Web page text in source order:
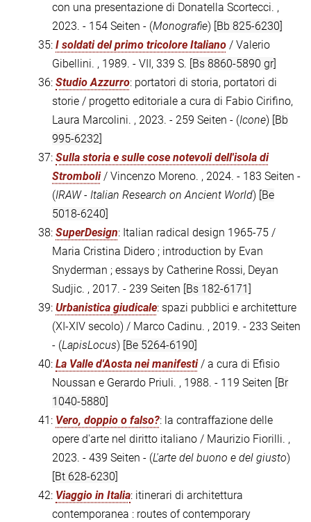
con una presentazione di Donatella Scortecci. ,
2023. - 154 Seiten - (Monografie) [Bb 825-6230]
35: I soldati del primo tricolore Italiano / Valerio
Gibellini. , 1989. - VII, 339 S. [Bs 8860-5890 gr]
36: Studio Azzurro: portatori di storia, portatori di
storie / progetto editoriale a cura di Fabio Cirifino,
Laura Marcolini. , 2023. - 259 Seiten - (Icone) [Bb
995-6232]
37: Sulla storia e sulle cose notevoli dell'isola di
Stromboli/ Vincenzo Moreno. , 2024. - 183 Seiten -
(IRAW - Italian Research on Ancient World) [Be
5018-6240]
38: SuperDesign: Italian radical design 1965-75 /
Maria Cristina Didero ; introduction by Evan
Snyderman ; essays by Catherine Rossi, Deyan
Sudjic. , 2017. - 239 Seiten [Bs 182-6171]
39: Urbanistica giudicale: spazi pubblici e architetture
(XI-XIV secolo) / Marco Cadinu. , 2019. - 233 Seiten
- (LapisLocus) [Be 5264-6190]
40: La Valle d'Aosta nei manifesti/ a cura di Efisio
Noussan e Gerardo Priuli. , 1988. - 119 Seiten [Br
1040-5880]
41: Vero, doppio o falso?: la contraffazione delle
opere d'arte nel diritto italiano / Maurizio Fiorilli. ,
2023. - 439 Seiten - (L'arte del buono e del giusto)
[Bt 628-6230]
42: Viaggio in Italia: itinerari di architettura
contemporanea : routes of contemporary